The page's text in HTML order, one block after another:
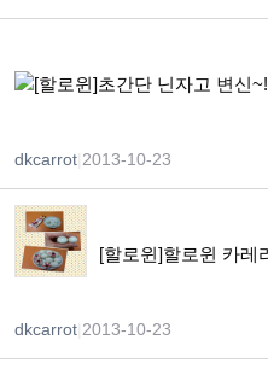
[할로윈]초간단 닌자고 변신~!
dkcarrot 2013-10-23
dkcarrot 2013-10-23